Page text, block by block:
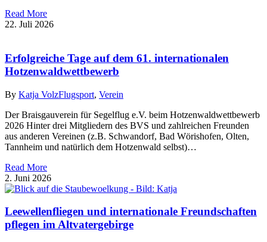
Read More
22. Juli 2026
Erfolgreiche Tage auf dem 61. internationalen
Hotzenwaldwettbewerb
By Katja VolzFlugsport, Verein
Der Braisgauverein für Segelflug e.V. beim Hotzenwaldwettbewerb
2026 Hinter drei Mitgliedern des BVS und zahlreichen Freunden
aus anderen Vereinen (z.B. Schwandorf, Bad Wörishofen, Olten,
Tannheim und natürlich dem Hotzenwald selbst)…
Read More
2. Juni 2026
Leewellenfliegen und internationale Freundschaften
pflegen im Altvatergebirge